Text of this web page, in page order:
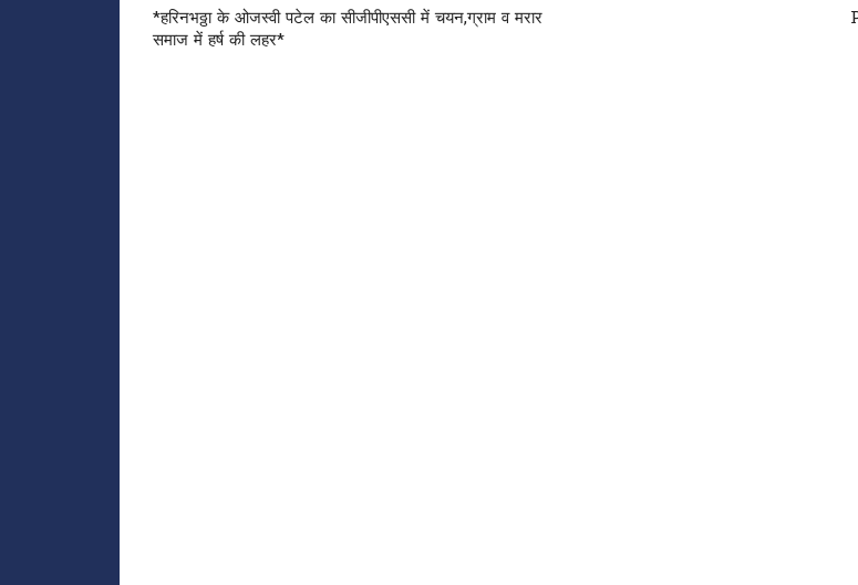
*हरिनभठ्ठा के ओजस्वी पटेल का सीजीपीएससी में चयन,ग्राम व मरार
समाज में हर्ष की लहर*